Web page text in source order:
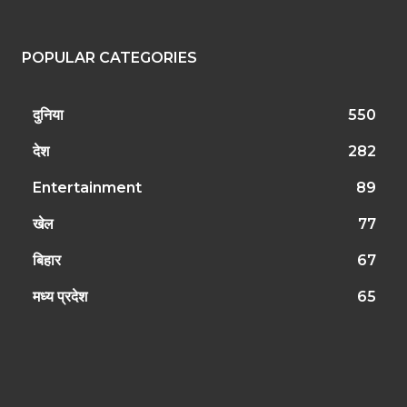
POPULAR CATEGORIES
दुनिया 550
देश 282
Entertainment 89
खेल 77
बिहार 67
मध्य प्रदेश 65